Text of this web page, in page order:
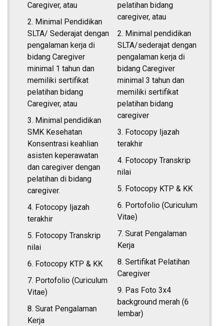
Caregiver, atau
2. Minimal Pendidikan
SLTA/ Sederajat dengan
pengalaman kerja di
bidang Caregiver
minimal 1 tahun dan
memiliki sertifikat
pelatihan bidang
Caregiver, atau
3. Minimal pendidikan
SMK Kesehatan
Konsentrasi keahlian
asisten keperawatan
dan caregiver dengan
pelatihan di bidang
caregiver.
4. Fotocopy Ijazah
terakhir
5. Fotocopy Transkrip
nilai
6. Fotocopy KTP & KK
7. Portofolio (Curiculum
Vitae)
8. Surat Pengalaman
Kerja
pelatihan bidang
caregiver, atau
2. Minimal pendidikan
SLTA/sederajat dengan
pengalaman kerja di
bidang Caregiver
minimal 3 tahun dan
memiliki sertifikat
pelatihan bidang
caregiver
3. Fotocopy Ijazah
terakhir
4. Fotocopy Transkrip
nilai
5. Fotocopy KTP & KK
6. Portofolio (Curiculum
Vitae)
7. Surat Pengalaman
Kerja
8. Sertifikat Pelatihan
Caregiver
9. Pas Foto 3x4
background merah (6
lembar)